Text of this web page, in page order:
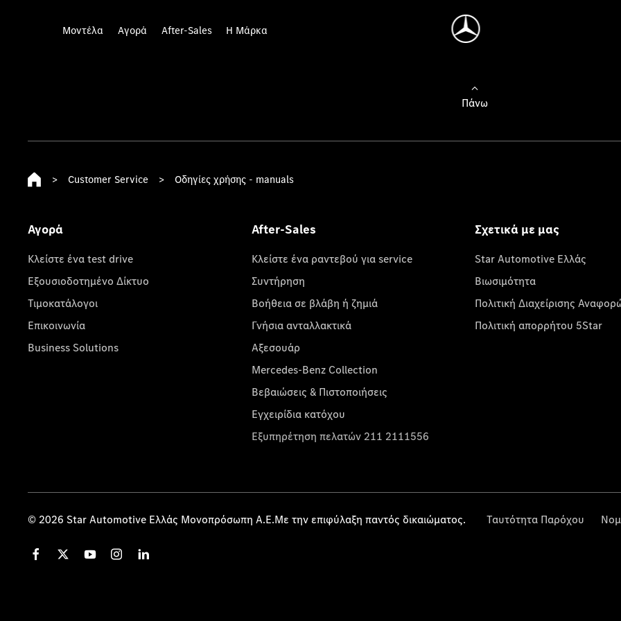
Μοντέλα Αγορά After-Sales Η Μάρκα
Πάνω
> Customer Service > Οδηγίες χρήσης - manuals
Αγορά
Κλείστε ένα test drive
Εξουσιοδοτημένο Δίκτυο
Τιμοκατάλογοι
Επικοινωνία
Business Solutions
After-Sales
Κλείστε ένα ραντεβού για service
Συντήρηση
Βοήθεια σε βλάβη ή ζημιά
Γνήσια ανταλλακτικά
Αξεσουάρ
Mercedes-Benz Collection
Βεβαιώσεις & Πιστοποιήσεις
Εγχειρίδια κατόχου
Εξυπηρέτηση πελατών 211 2111556
Σχετικά με μας
Star Automotive Ελλάς
Βιωσιμότητα
Πολιτική Διαχείρισης
Πολιτική απορρήτου 5Star
© 2026 Star Automotive Ελλάς Μονοπρόσωπη Α.Ε.Με την επιφύλαξη παντός δικαιώματος. Ταυτότητα Παρόχου